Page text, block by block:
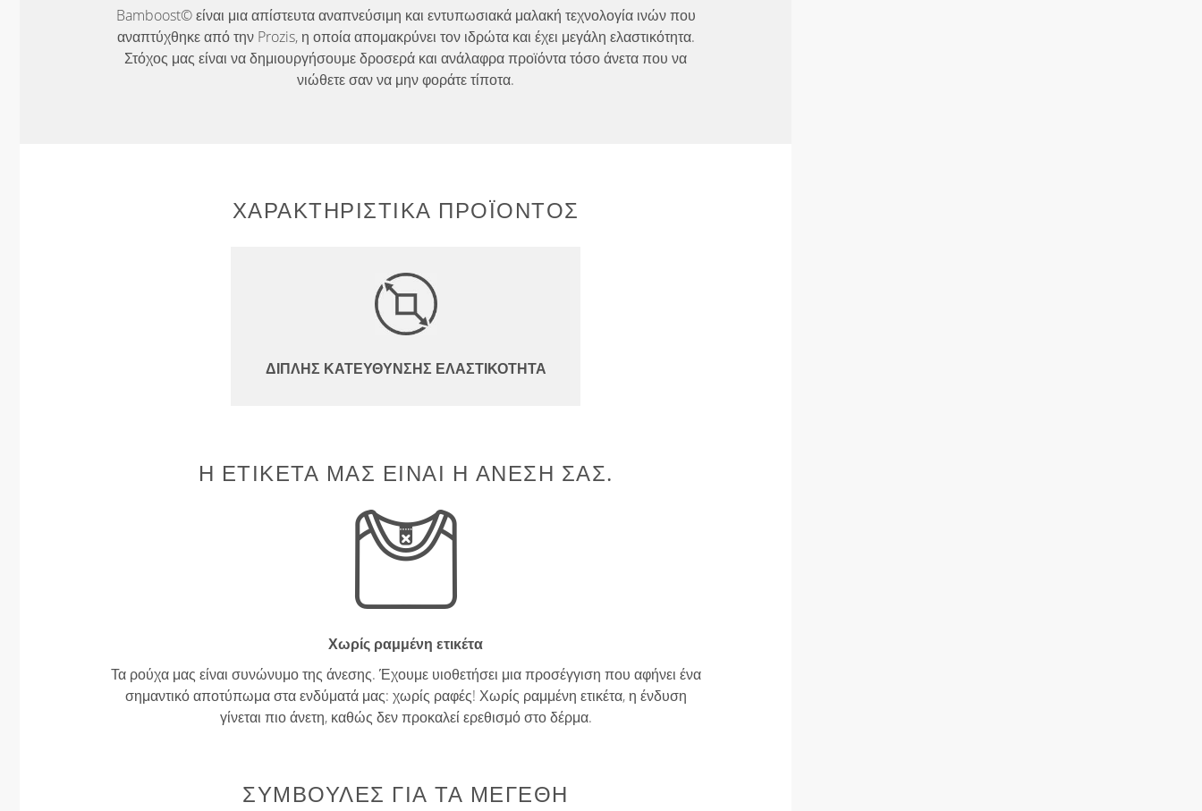
Bamboost© είναι μια απίστευτα αναπνεύσιμη και εντυπωσιακά μαλακή τεχνολογία ινών που
αναπτύχθηκε από την Prozis, η οποία απομακρύνει τον ιδρώτα και έχει μεγάλη ελαστικότητα.
Στόχος μας είναι να δημιουργήσουμε δροσερά και ανάλαφρα προϊόντα τόσο άνετα που να
νιώθετε σαν να μην φοράτε τίποτα.
ΧΑΡΑΚΤΗΡΙΣΤΙΚΆ ΠΡΟΪΌΝΤΟΣ
ΔΙΠΛΉΣ ΚΑΤΕΎΘΥΝΣΗΣ ΕΛΑΣΤΙΚΌΤΗΤΑ
Η ΕΤΙΚΈΤΑ ΜΑΣ ΕΊΝΑΙ Η ΆΝΕΣΉ ΣΑΣ.
Χωρίς ραμμένη ετικέτα
Τα ρούχα μας είναι συνώνυμο της άνεσης. Έχουμε υιοθετήσει μια προσέγγιση που αφήνει ένα
σημαντικό αποτύπωμα στα ενδύματά μας: χωρίς ραφές! Χωρίς ραμμένη ετικέτα, η ένδυση
γίνεται πιο άνετη, καθώς δεν προκαλεί ερεθισμό στο δέρμα.
ΣΥΜΒΟΥΛΈΣ ΓΙΑ ΤΑ ΜΕΓΈΘΗ